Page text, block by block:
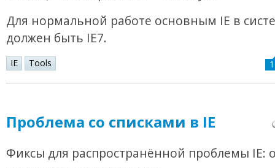
Для нормальной работе основным IE в
должен быть IE7.
IE Tools
Проблема со списками в IE
Фиксы для распространённой проблемы IE: